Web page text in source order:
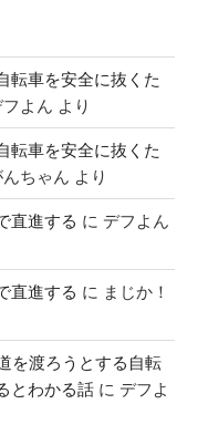
転車を安全に抜くた
フよん より
転車を安全に抜くた
んちゃん より
直進する に デフよん
直進する に まじか！
を渡ろうとする自転
とわかる話 に デフよ